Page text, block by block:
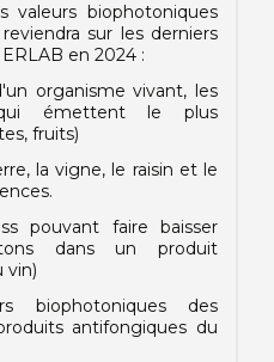
valeurs biophotoniques
sur les derniers
en 2024 :
organisme vivant, les
qui émettent le plus
fruits)
la vigne, le raisin et le
pouvant faire baisser
dans un produit
vin)
biophotoniques des
antifongiques du